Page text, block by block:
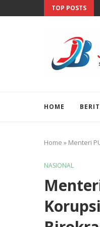
TOP POSTS
HOME
Home » Menteri
NASIONAL